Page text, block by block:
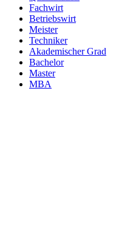
Fachwirt
Betriebswirt
Meister
Techniker
Akademischer Grad
Bachelor
Master
MBA